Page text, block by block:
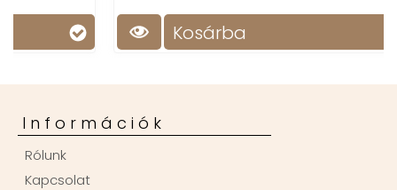
Kosárba
Információk
Rólunk
Kapcsolat